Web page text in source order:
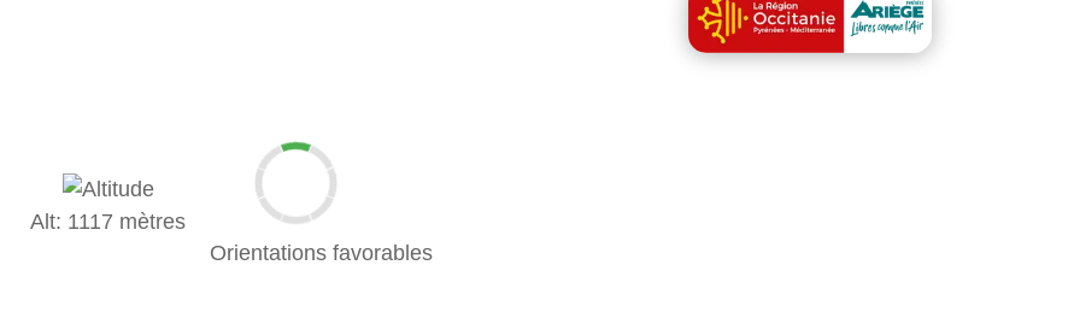
Alt: 1117 mètres
Orientations favorables